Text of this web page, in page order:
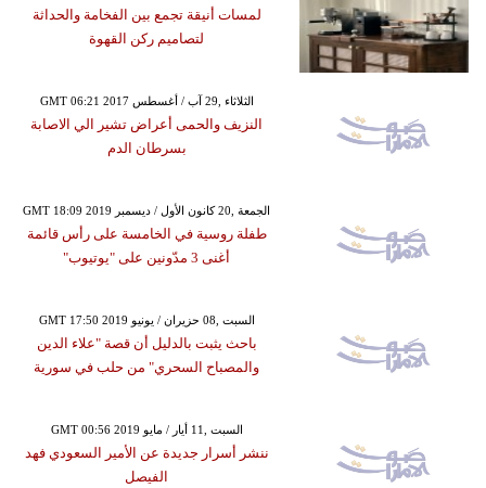
لمسات أنيقة تجمع بين الفخامة والحداثة
لتصاميم ركن القهوة
GMT 06:21 2017 الثلاثاء ,29 آب / أغسطس
النزيف والحمى أعراض تشير الي الاصابة
بسرطان الدم
GMT 18:09 2019 الجمعة ,20 كانون الأول / ديسمبر
طفلة روسية في الخامسة على رأس قائمة
أغنى 3 مدّونين على "يوتيوب"
GMT 17:50 2019 السبت ,08 حزيران / يونيو
باحث يثبت بالدليل أن قصة "علاء الدين
والمصباح السحري" من حلب في سورية
GMT 00:56 2019 السبت ,11 أيار / مايو
ننشر أسرار جديدة عن الأمير السعودي فهد
الفيصل